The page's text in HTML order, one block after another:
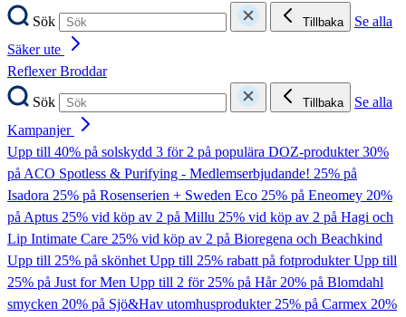
Sök
Tillbaka
Se alla
Säker ute
ReflexerBroddar
Sök
Tillbaka
Se alla
Kampanjer
Upp till 40% på solskydd 3 för 2 på populära DOZ-produkter30%
på ACO Spotless & Purifying - Medlemserbjudande! 25% på
Isadora 25% på Rosenserien + Sweden Eco 25% på Eneomey 20%
på Aptus 25% vid köp av 2 på Millu 25% vid köp av 2 på Hagi och
Lip Intimate Care 25% vid köp av 2 på Bioregena och Beachkind
Upp till 25% på skönhetUpp till 25% rabatt på fotprodukterUpp till
25% på Just for Men Upp till 2 för 25% på Hår20% på Blomdahl
smycken 20% på Sjö&Hav utomhusprodukter25% på Carmex 20%